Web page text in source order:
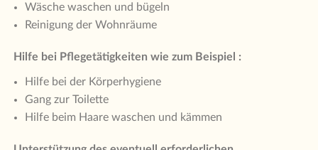
Wäsche waschen und bügeln
Reinigung der Wohnräume
Hilfe bei Pflegetätigkeiten wie zum Beispiel :
Hilfe bei der Körperhygiene
Gang zur Toilette
Hilfe beim Haare waschen und kämmen